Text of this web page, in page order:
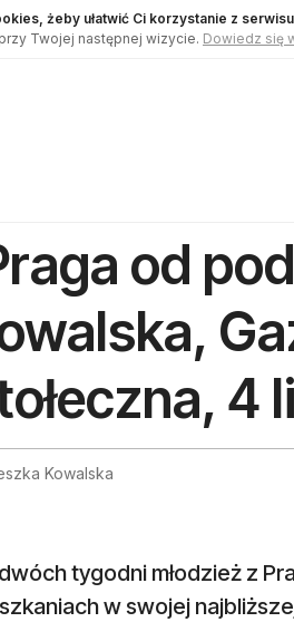
żeby ułatwić Ci korzystanie z serwisu
Twojej następnej wizycie. Dowiedz się
od
4
Kowalska
tygodni młodzież z
w swojej